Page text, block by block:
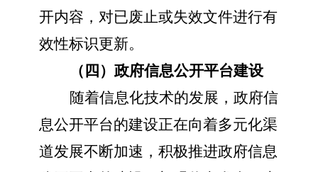
开内容，对已废止或失效文件进行有
效性标识更新。
（四）政府信息公开平台建设
随着信息化技术的发展，政府信
息公开平台的建设正在向着多元化渠
道发展不断加速，积极推进政府信息